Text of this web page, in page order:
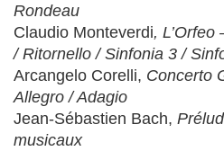
Rondeau
Claudio Monteverdi,
/ Ritornello / Sinfonia 3 /
Arcangelo Corelli, Concerto
Allegro / Adagio
Jean-Sébastien Bach,
musicaux